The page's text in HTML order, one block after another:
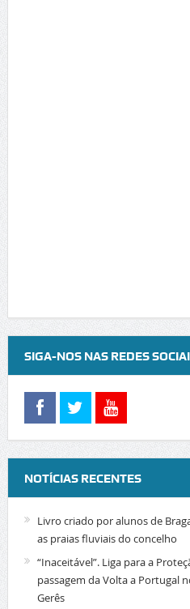
SIGA-NOS NAS REDES
NOTÍCIAS RECENTES
Livro criado por alunos de
as praias fluviais do concelho
“Inaceitável”. Liga para a
passagem da Volta a Portugal
Gerês